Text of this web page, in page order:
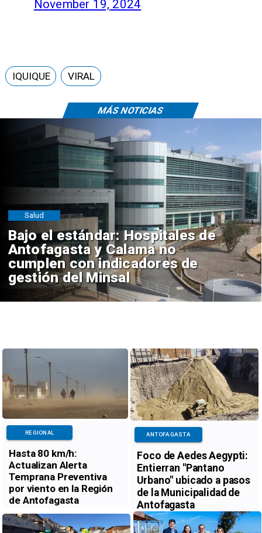
November 19, 2024
MÁS NOTICIAS
IQUIQUE VIRAL
Bajo el estándar: Hospitales de
Antofagasta y Calama no
cumplen con indicadores de
gestión del Minsal
Salud
Hasta 80 km/h:
Actualizan Alerta
Temprana Preventiva
por viento en la Región
de Antofagasta
REGIONAL
Foco de Aedes Aegypti:
Entierran "Pantano
Urbano" ubicado a pasos
de la Municipalidad de
Antofagasta
ANTOFAGASTA